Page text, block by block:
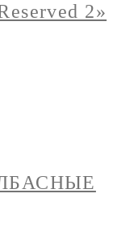
2»